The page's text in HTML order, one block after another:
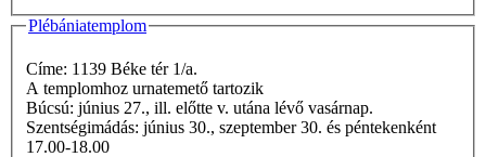
Plébániatemplom
Címe: 1139 Béke tér 1/a.
A templomhoz urnatemető tartozik
Búcsú: június 27., ill. előtte v. utána lévő vasárnap.
Szentségimádás: június 30., szeptember 30. és péntekenként
17.00-18.00